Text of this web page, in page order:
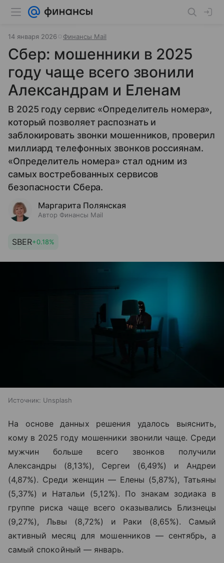
14 января 2026 Финансы Mail
Сбер: мошенники в 2025
году чаще всего звонили
Александрам и Еленам
В 2025 году сервис «Определитель номера»,
который позволяет распознать и
заблокировать звонки мошенников, проверил
миллиард телефонных звонков россиянам.
«Определитель номера» стал одним из
самых востребованных сервисов
безопасности Сбера.
Маргарита Полянская
Автор Финансы Mail
SBER+0.18%
Источник: Unsplash
На основе данных решения удалось выяснить,
кому в 2025 году мошенники звонили чаще. Среди
мужчин больше всего звонков получили
Александры (8,13%), Сергеи (6,49%) и Андреи
(4,87%). Среди женщин — Елены (5,87%), Татьяны
(5,37%) и Натальи (5,12%). По знакам зодиака в
группе риска чаще всего оказывались Близнецы
(9,27%), Львы (8,72%) и Раки (8,65%). Самый
активный месяц для мошенников — сентябрь, а
самый спокойный — январь.